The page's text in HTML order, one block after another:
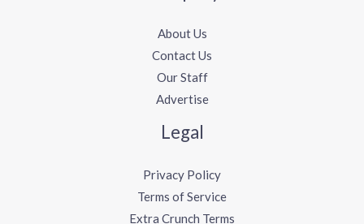
About Us
Contact Us
Our Staff
Advertise
Legal
Privacy Policy
Terms of Service
Extra Crunch Terms